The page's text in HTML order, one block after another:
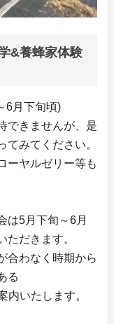
&養蜂家体験
6月下旬頃)
できませんが、是
みてください。
ーヤルゼリー等も
は5月下旬～6月
だきます。
合わなく時期から
る
内いたします。